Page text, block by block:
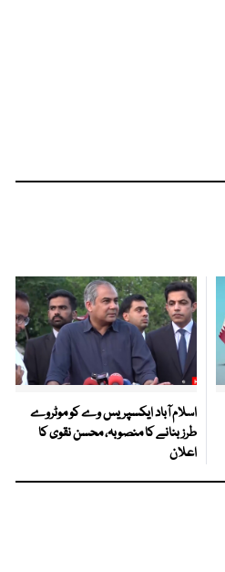
اسلام آباد ایکسپریس وے کو موٹروے
طرز بنانے کا منصوبہ، محسن نقوی کا
اعلان